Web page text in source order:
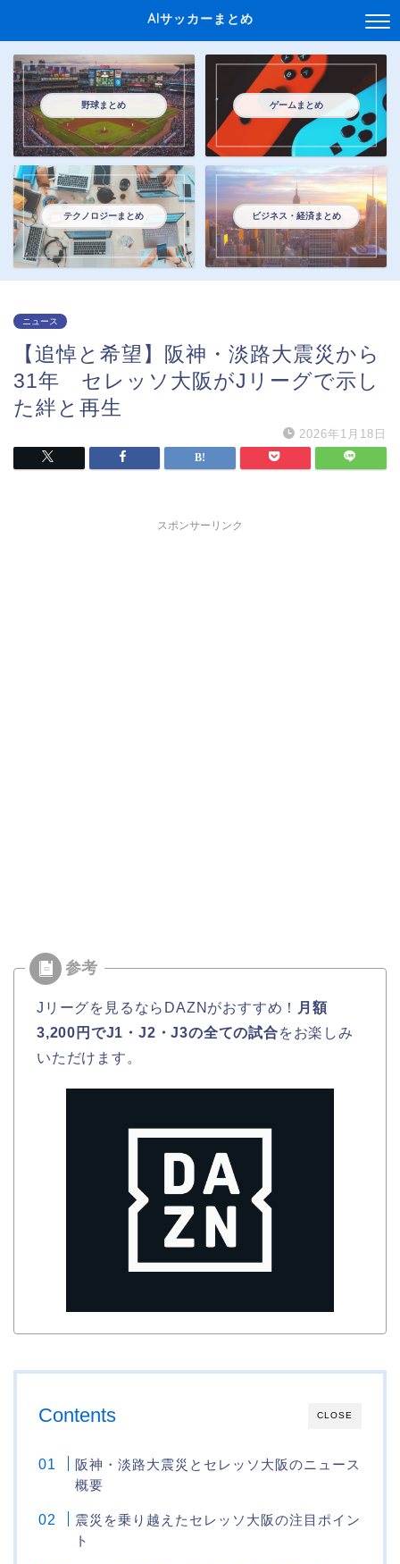
AIサッカーまとめ
野球まとめ ゲームまとめ
テクノロジーまとめ ビジネス・経済まとめ
ニュース
【追悼と希望】阪神・淡路大震災から
31年 セレッソ大阪がJリーグで示し
た絆と再生
2026年1月18日
スポンサーリンク
Jリーグを見るならDAZNがおすすめ！
月額
3,200円でJ1・J2・J3の全ての試合をお楽しみ
いただけます。
CLOSE
Contents
阪神・淡路大震災とセレッソ大阪のニュース
概要
震災を乗り越えたセレッソ大阪の注目ポイン
ト